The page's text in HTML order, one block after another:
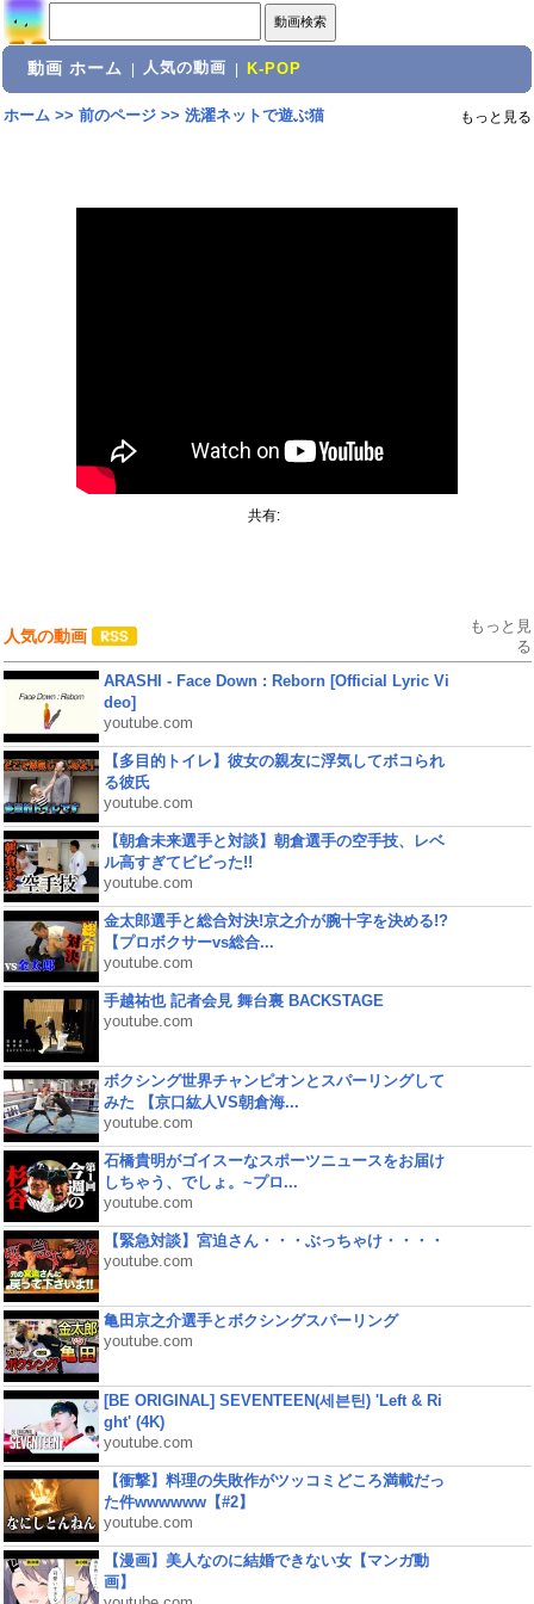
動画 ホーム 人気の動画 K-POP
ホーム>> 前のページ>> 洗濯ネットで遊ぶ猫 もっと見る
共有:
人気の動画
もっと見
る
ARASHI - Face Down : Reborn [Official Lyric Vi
deo]
youtube.com
【多目的トイレ】彼女の親友に浮気してボコられ
る彼氏
youtube.com
【朝倉未来選手と対談】朝倉選手の空手技、レベ
ル高すぎてビビった!!
youtube.com
金太郎選手と総合対決!京之介が腕十字を決める!?
【プロボクサーvs総合...
youtube.com
手越祐也 記者会見 舞台裏 BACKSTAGE
youtube.com
ボクシング世界チャンピオンとスパーリングして
みた 【京口紘人VS朝倉海...
youtube.com
石橋貴明がゴイスーなスポーツニュースをお届け
しちゃう、でしょ。~プロ...
youtube.com
【緊急対談】宮迫さん・・・ぶっちゃけ・・・・
youtube.com
亀田京之介選手とボクシングスパーリング
youtube.com
[BE ORIGINAL] SEVENTEEN(세븐틴) 'Left & Ri
ght' (4K)
youtube.com
【衝撃】料理の失敗作がツッコミどころ満載だっ
た件wwwwww【#2】
youtube.com
【漫画】美人なのに結婚できない女【マンガ動
画】